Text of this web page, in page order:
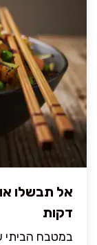
דקות
במטבח הביתי